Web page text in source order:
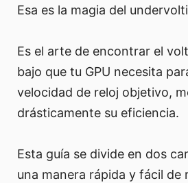
Esa es la magia del
Es el arte de encontrar el
bajo que tu GPU necesita
velocidad de reloj objetivo,
drásticamente su eficiencia.
Esta guía se divide en dos
una manera rápida y fácil de